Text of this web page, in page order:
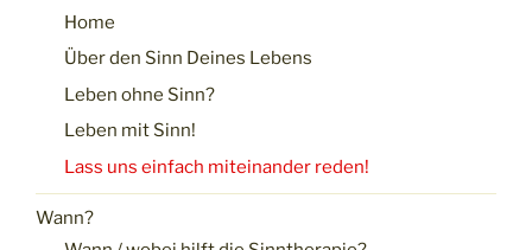
Home
Über den Sinn Deines Lebens
Leben ohne Sinn?
Leben mit Sinn!
Lass uns einfach miteinander reden!
Wann?